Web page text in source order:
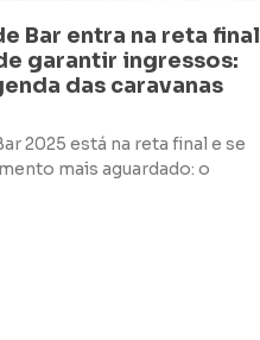
Bar entra na reta final
garantir ingressos:
das caravanas
2025 está na reta final e se
mais aguardado: o